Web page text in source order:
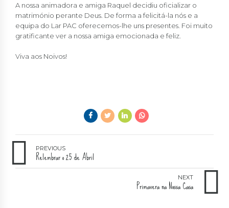
A nossa animadora e amiga Raquel decidiu oficializar o
matrimónio perante Deus. De forma a felicitá-la nós e a
equipa do Lar PAC oferecemos-lhe uns presentes. Foi muito
gratificante ver a nossa amiga emocionada e feliz.
Viva aos Noivos!
PREVIOUS
Relembrar o 25 de Abril
NEXT
Primavera na Nossa Casa